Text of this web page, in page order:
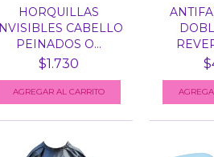
HORQUILLAS
INVISIBLES CABELLO
PEINADOS O...
$1.730
AGREGAR AL CARRITO